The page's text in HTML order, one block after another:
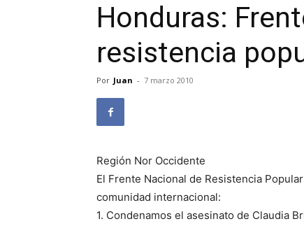
Honduras:
resistencia
Por Juan - 7 marzo 2010
Región Nor Occidente
El Frente Nacional de Resistencia
comunidad internacional:
1. Condenamos el asesinato de Claudia